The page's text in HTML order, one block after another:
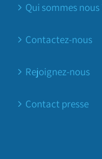
Qui sommes nous
Contactez-nous
Rejoignez-nous
Contact presse